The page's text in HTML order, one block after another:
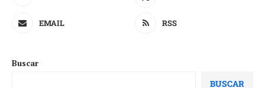
EMAIL RSS
Buscar
BUSCAR